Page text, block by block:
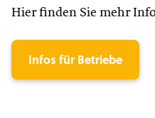
Hier finden Sie mehr
Infos für Betriebe